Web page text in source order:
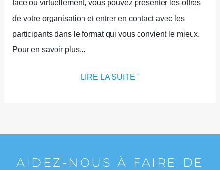
face ou virtuellement, vous pouvez présenter les offres
de votre organisation et entrer en contact avec les
participants dans le format qui vous convient le mieux.
Pour en savoir plus...
LIRE LA SUITE "
AIDEZ-NOUS À FAIRE DE